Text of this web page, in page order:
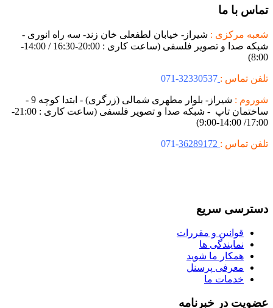
تماس با ما
شعبه مرکزی : شیراز- خیابان لطفعلی خان زند- سه راه انوری -
شبکه صدا و تصویر فلسفی (ساعت کاری : 20:00-16:30 / 14:00-
8:00)
تلفن تماس : 32330537-071
شوروم :
شیراز- بلوار مطهری شمالی (زرگری) - ابتدا کوچه 9 -
ساختمان تاپ - شبکه صدا و تصویر فلسفی (ساعت کاری : 21:00-
17:00/ 14:00-9:00)
تلفن تماس : -071
دسترسی سریع
قوانین و مقررات
نمایندگی ها
همکار ما شوید
معرفی پرسنل
خدمات ما
عضویت در خبرنامه